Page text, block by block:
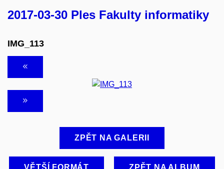
2017-03-30 Ples Fakulty informatiky
IMG_113
ZPĚT NA GALERII